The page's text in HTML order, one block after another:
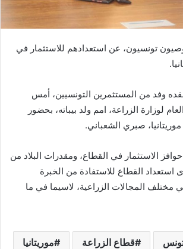
تونسيون، عن استعدادهم للاستثمار في
وفد من المستثمرين التونسيين، أمس
لوزارة الزراعة، امم ولد بيباته، بحضور
صبري الشعباني.
الاستثمار في القطاع، ومقدرات البلاد من
استعداد القطاع للاستفادة من الخبرة
مختلف المجالات الزراعية، لاسيما في ما
قطاع الزراعة موريتانيا